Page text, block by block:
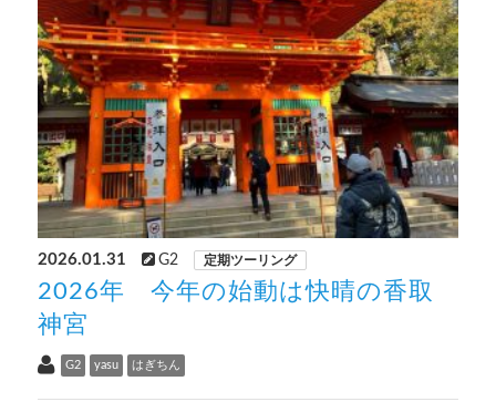
2026.01.31 G2 定期ツーリング
2026年 今年の始動は快晴の香取
神宮
G2 yasu はぎちん